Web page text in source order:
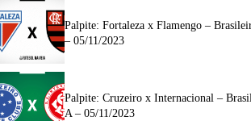
Palpite: Fortaleza x Flamengo –
– 05/11/2023
Palpite: Cruzeiro x Internacional –
A – 05/11/2023